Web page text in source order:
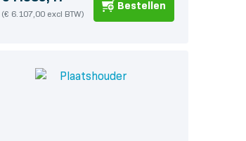
(€ 6.107,00 excl BTW)
Bestellen